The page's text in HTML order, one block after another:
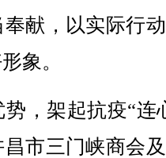
献，以实际行
象。
，架起抗疫“连
市三门峡商会